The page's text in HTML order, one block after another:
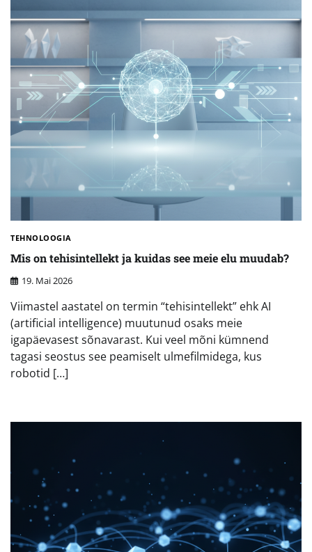
TEHNOLOOGIA
Mis on tehisintellekt ja kuidas see meie elu muudab?
19. Mai 2026
Viimastel aastatel on termin “tehisintellekt” ehk AI
(artificial intelligence) muutunud osaks meie
igapäevasest sõnavarast. Kui veel mõni kümnend
tagasi seostus see peamiselt ulmefilmidega, kus
robotid […]